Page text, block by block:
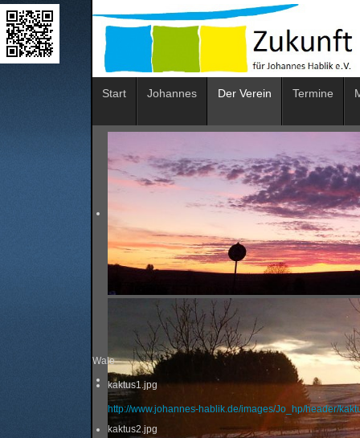
Start Johannes Der Verein Termine
Wale
kaktus1.jpg
http://www.johannes-hablik.de/images/Jo_hp/header/
kaktus2.jpg